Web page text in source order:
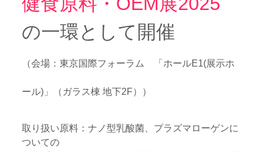
の一環として開催
（会場：東京国際フォーラム 「ホールE1(展示ホ
ール)」（ガラス棟 地下2F））
取り扱い原料：ナノ型乳酸菌、プラズマローゲンに
ついての